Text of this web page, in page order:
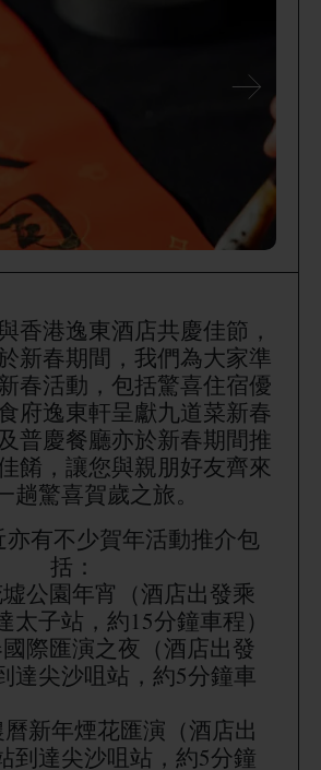
香港逸東酒店共慶佳節，
新春期間， 我們為大家準
春活動，包括驚喜住宿優
府逸東軒呈獻九道菜新春
普慶餐廳亦於新春期間推
餚， 讓您與親朋好友齊來
趟驚喜賀歲之旅。
亦有不少賀年活動推介包
括：
公園年宵（酒店出發乘
太子站，約15分鐘車程）
際匯演之夜（酒店出發
達尖沙咀站，約5分鐘車
曆新年煙花匯演（酒店出
到達尖沙咀站，約5分鐘